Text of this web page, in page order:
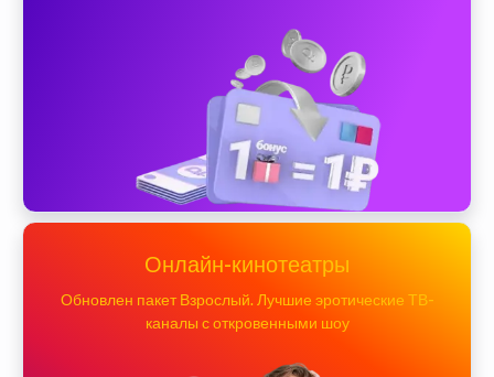
Онлайн-кинотеатры
Обновлен пакет Взрослый. Лучшие эротические ТВ-
каналы с откровенными шоу